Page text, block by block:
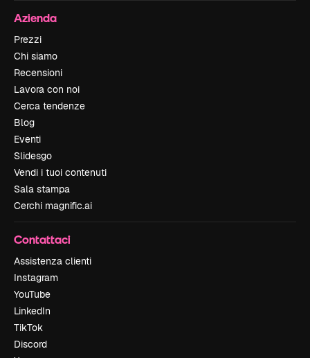
Azienda
Prezzi
Chi siamo
Recensioni
Lavora con noi
Cerca tendenze
Blog
Eventi
Slidesgo
Vendi i tuoi contenuti
Sala stampa
Cerchi magnific.ai
Contattaci
Assistenza clienti
Instagram
YouTube
LinkedIn
TikTok
Discord